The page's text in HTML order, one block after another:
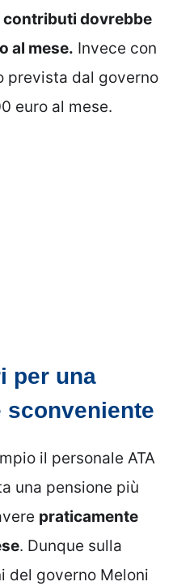
contributi dovrebbe
al mese. Invece con
prevista dal governo
euro al mese.
per una
sconveniente
il personale ATA
una pensione più
praticamente
. Dunque sulla
del governo Meloni